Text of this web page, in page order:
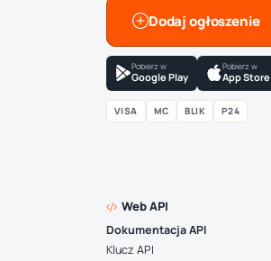
Dodaj ogłoszenie
Pobierz w
Google Play
Pobierz w
App Store
VISA MC BLIK P24
Web API
Dokumentacja API
Klucz API